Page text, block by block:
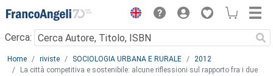
Menu
Cerca:
Main content
Home riviste SOCIOLOGIA URBANA E RURALE
2012
La città competitiva e sostenibile: alcune riflessioni sul rapporto fra i due